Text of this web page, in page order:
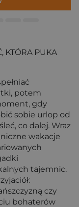
KTÓRA PUKA
potem
gdy
sobie urlop od
co dalej. Wraz
wakacje
tajemnic.
czy
bohaterów